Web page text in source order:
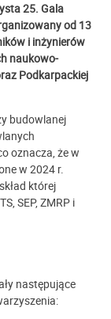
25. Gala
od 13
i inżynierów
naukowo-
Podkarpackiej
budowlanej
oznacza, że w
w 2024 r.
której
SEP, ZMRP i
następujące